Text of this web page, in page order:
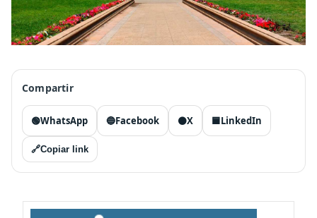
Compartir
🟢WhatsApp 🔵Facebook ⚫X 🟦LinkedIn
🔗Copiar link